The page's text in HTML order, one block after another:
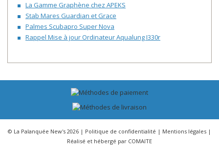
La Gamme Graphène chez APEKS
Stab Mares Guardian et Grace
Palmes Scubapro Super Nova
Rappel Mise à jour Ordinateur Aqualung I330r
© La Palanquée New's 2026 | Politique de confidentialité | Mentions légales |
Réalisé et hébergé par COMAITE